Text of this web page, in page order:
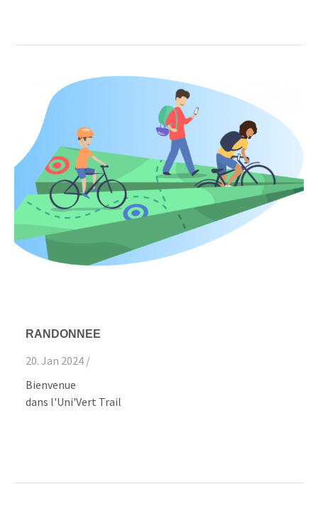
RANDONNEE
20. Jan 2024 /
Bienvenue
dans l'Uni'Vert Trail